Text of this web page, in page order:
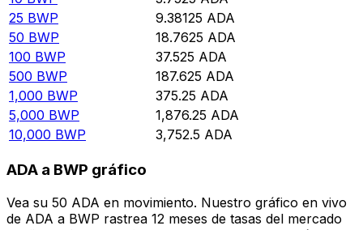
25 BWP 9.38125 ADA
50 BWP 18.7625 ADA
100 BWP 37.525 ADA
500 BWP 187.625 ADA
1,000 BWP 375.25 ADA
5,000 BWP 1,876.25 ADA
10,000 BWP 3,752.5 ADA
ADA a BWP gráfico
Vea su 50 ADA en movimiento. Nuestro gráfico en vivo
de ADA a BWP rastrea 12 meses de tasas del mercado